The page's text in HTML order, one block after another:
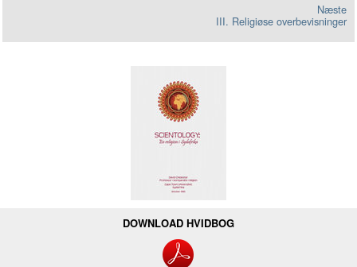
Næste
III. Religiøse overbevisninger
DOWNLOAD HVIDBOG